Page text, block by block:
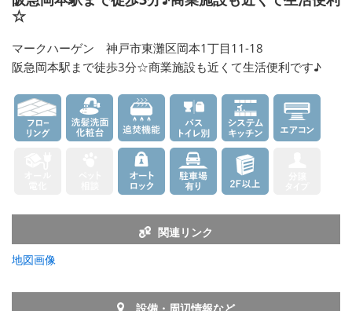
☆
マークハーゲン 神戸市東灘区岡本1丁目11-18
阪急岡本駅まで徒歩3分☆商業施設も近くて生活便利です♪
関連リンク
地図画像